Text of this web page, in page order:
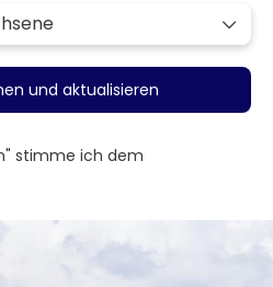
und aktualisieren
stimme ich dem